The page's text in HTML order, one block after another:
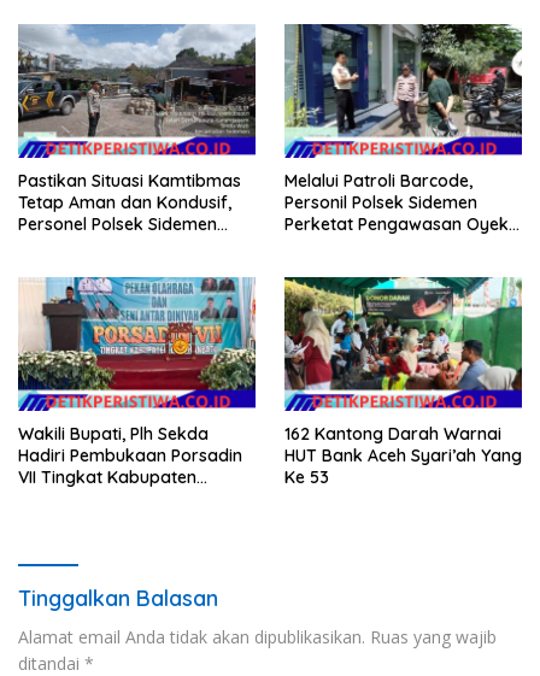
Merah Putih
Pastikan Situasi Kamtibmas
Tetap Aman dan Kondusif,
Personel Polsek Sidemen
Melalui Patroli Barcode,
Personil Polsek Sidemen
Perketat Pengawasan Oyek
Wakili Bupati, Plh Sekda
Hadiri Pembukaan Porsadin
VII Tingkat Kabupaten
162 Kantong Darah Warnai
HUT Bank Aceh Syari’ah Yang
Ke 53
Tinggalkan Balasan
Alamat email Anda tidak akan dipublikasikan. Ruas yang wajib
ditandai *